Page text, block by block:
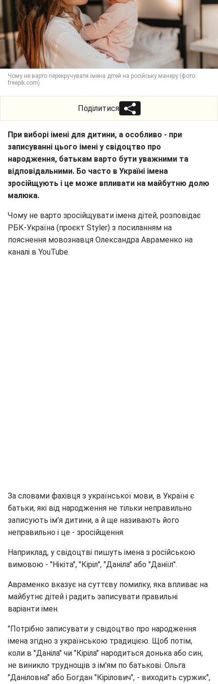
Чому не варто перекручувати імена дітей на російську манеру (фото:
freepik.com)
Поділитися
При виборі імені для дитини, а особливо - при
записуванні цього імені у свідоцтво про
народження, батькам варто бути уважними та
відповідальними. Бо часто в Україні імена
зросійщують і це може впливати на майбутню долю
малюка.
Чому не варто зросійщувати імена дітей, розповідає
РБК-Україна (проєкт Styler) з посиланням на
пояснення мовознавця Олександра Авраменко на
каналі в YouTube.
За словами фахівця з української мови, в Україні є
батьки, які від народження не тільки неправильно
записують ім'я дитини, а й ще називають його
неправильно і це - зросійщення.
Наприклад, у свідоцтві пишуть імена з російською
вимовою - "Нікіта", "Кіріл", "Даніла" або "Даніїл".
Авраменко вказує на суттєву помилку, яка впливає на
майбутнє дітей і радить записувати правильні
варіанти імен.
"Потрібно записувати у свідоцтво про народження
імена згідно з українською традицією. Щоб потім,
коли в "Даніла" чи "Кіріла" народиться донька або син,
не виникло труднощів з ім'ям по батькові. Ольга
"Даніловна" або Богдан "Кірілович", - виходить суржик",